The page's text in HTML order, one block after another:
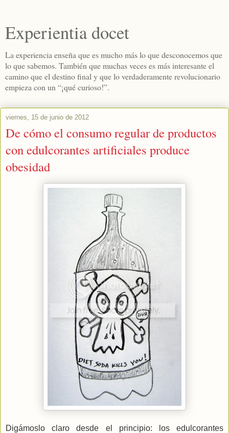
Experientia docet
La experiencia enseña que es mucho más lo que desconocemos que
lo que sabemos. También que muchas veces es más interesante el
camino que el destino final y que lo verdaderamente revolucionario
empieza con un “¡qué curioso!”.
viernes, 15 de junio de 2012
De cómo el consumo regular de productos
con edulcorantes artificiales produce
obesidad
Digámoslo claro desde el principio: los edulcorantes